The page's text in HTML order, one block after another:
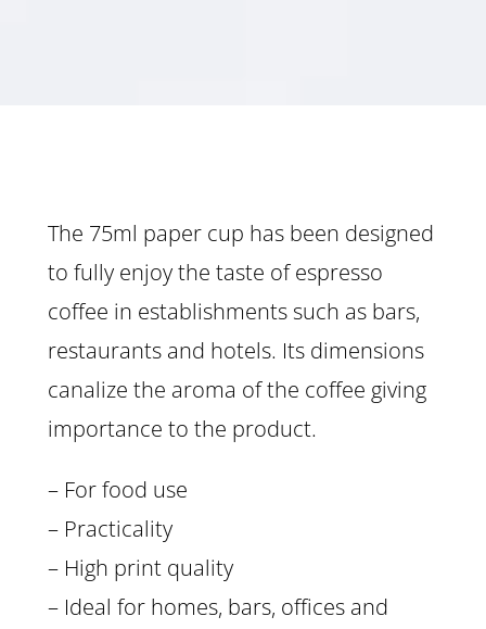
The 75ml paper cup has been designed
to fully enjoy the taste of espresso
coffee in establishments such as bars,
restaurants and hotels. Its dimensions
canalize the aroma of the coffee giving
importance to the product.
– For food use
– Practicality
– High print quality
– Ideal for homes, bars, offices and